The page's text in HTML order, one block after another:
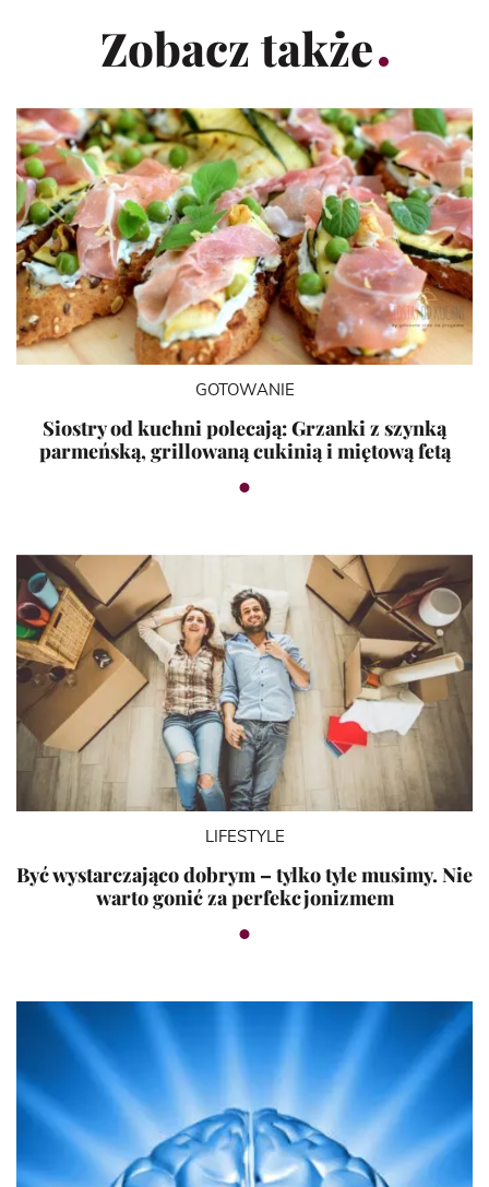
Zobacz także
GOTOWANIE
Siostry od kuchni polecają: Grzanki z szynką
parmeńską, grillowaną cukinią i miętową fetą
LIFESTYLE
Być wystarczająco dobrym – tylko tyle musimy. Nie
warto gonić za perfekcjonizmem